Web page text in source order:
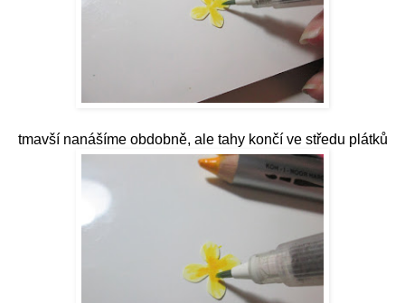
tmavší nanášíme obdobně, ale tahy končí ve středu plátků